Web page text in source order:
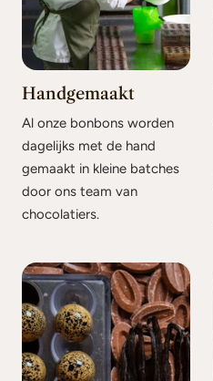
Handgemaakt
Al onze bonbons worden
dagelijks met de hand
gemaakt in kleine batches
door ons team van
chocolatiers.